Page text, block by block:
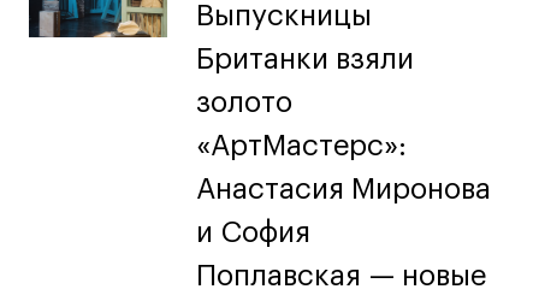
Дни открытых
дверей
Дни открытых
дверей
Работы студентов
Работы студентов
8 495 640 30 92
8 495 640 30 92
info@britishdesign.ru
info@britishdesign.ru
Universal University
Universal University
Выпускницы
Британки взяли
золото
«АртМастерс»:
Анастасия Миронова
и София
Поплавская — новые